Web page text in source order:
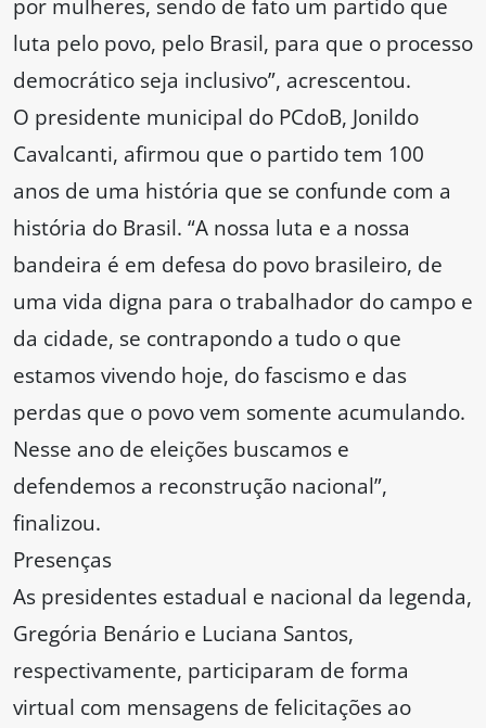
por mulheres, sendo de fato um partido que
luta pelo povo, pelo Brasil, para que o processo
democrático seja inclusivo”, acrescentou.
O presidente municipal do PCdoB, Jonildo
Cavalcanti, afirmou que o partido tem 100
anos de uma história que se confunde com a
história do Brasil. “A nossa luta e a nossa
bandeira é em defesa do povo brasileiro, de
uma vida digna para o trabalhador do campo e
da cidade, se contrapondo a tudo o que
estamos vivendo hoje, do fascismo e das
perdas que o povo vem somente acumulando.
Nesse ano de eleições buscamos e
defendemos a reconstrução nacional”,
finalizou.
Presenças
As presidentes estadual e nacional da legenda,
Gregória Benário e Luciana Santos,
respectivamente, participaram de forma
virtual com mensagens de felicitações ao